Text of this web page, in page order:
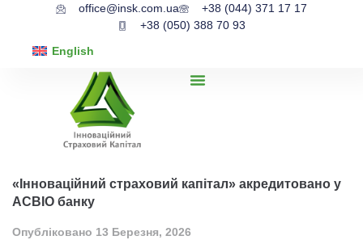
office@insk.com.ua
+38 (044) 371 17 17
+38 (050) 388 70 93
English
«Інноваційний страховий капітал» акредитовано у
АСВІО банку
Опубліковано 13 Березня, 2026